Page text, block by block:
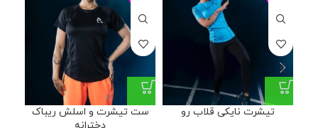
تیشرت نایکی قلاب رو
ست تیشرت و اسلش ریباک